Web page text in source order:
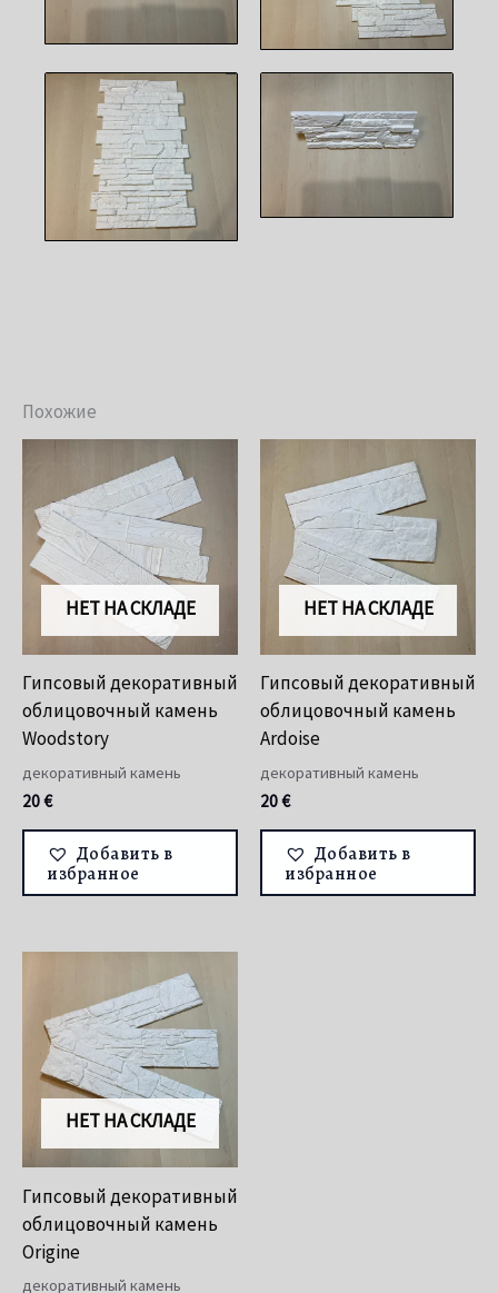
Похожие
НЕТ НА СКЛАДЕ
Гипсовый декоративный
облицовочный камень
Woodstory
декоративный камень
20€
Добавить в
избранное
НЕТ НА СКЛАДЕ
Гипсовый декоративный
облицовочный камень
Ardoise
декоративный камень
20€
Добавить в
избранное
НЕТ НА СКЛАДЕ
Гипсовый декоративный
облицовочный камень
Origine
декоративный камень